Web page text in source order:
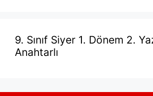
9. Sınıf Siyer 1. Dönem 2.
Anahtarlı